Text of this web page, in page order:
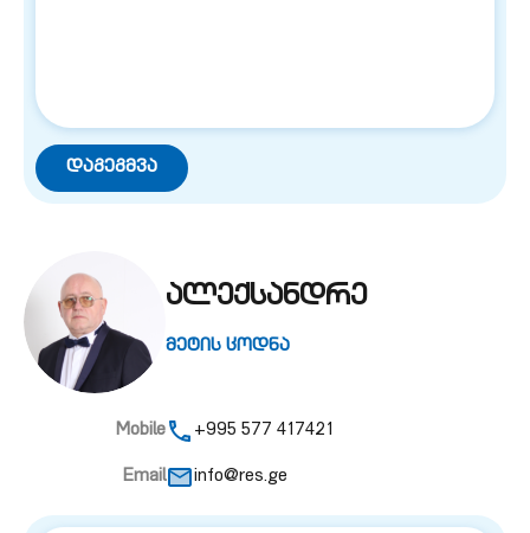
ალექსანდრე
მეტის ცოდნა
Mobile +995 577 417421
Email info@res.ge